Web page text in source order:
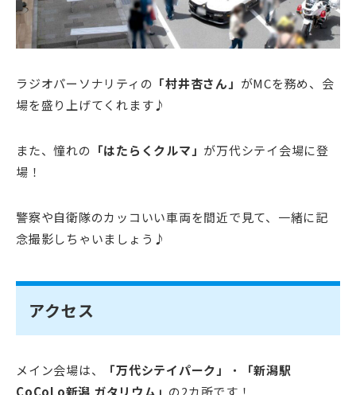
ラジオパーソナリティの 「村井杏さん」 がMCを務め、会
場を盛り上げてくれます♪
また、憧れの 「はたらくクルマ」 が万代シテイ会場に登
場！
警察や自衛隊のカッコいい車両を間近で見て、一緒に記
念撮影しちゃいましょう♪
アクセス
メイン会場は、 「万代シテイパーク」 ・
「新潟駅
CoCoLo新潟 ガタリウム」 の2カ所です！